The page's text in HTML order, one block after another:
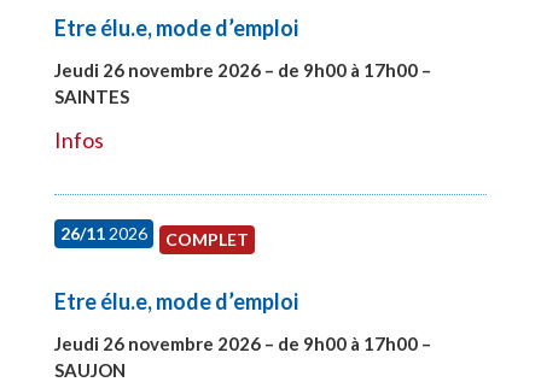
Etre élu.e, mode d’emploi
Jeudi 26 novembre 2026 – de 9h00 à 17h00 –
SAINTES
Infos
26/112026 COMPLET
Etre élu.e, mode d’emploi
Jeudi 26 novembre 2026 – de 9h00 à 17h00 –
SAUJON